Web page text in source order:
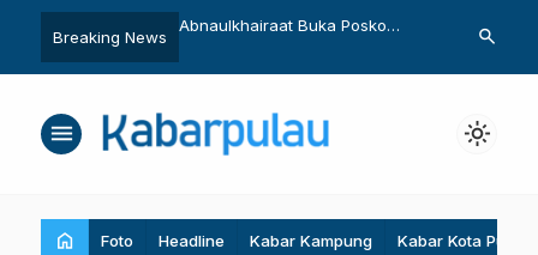
Breaking News
Abnaulkhairaat Buka Posko
Penemuan
Utara
search
menu light_mode
home Foto Headline Kabar Kampung Kabar Kota Pulau